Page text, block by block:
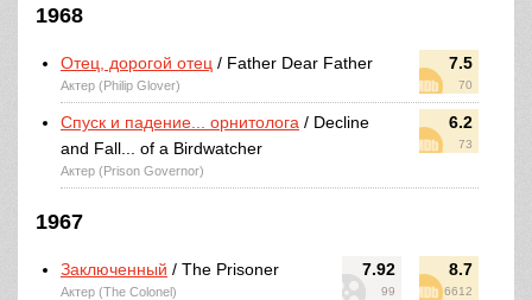
1968
7.5
70
Отец, дорогой отец / Father Dear Father
Актер (Philip Glover)
6.2
73
Спуск и падение... орнитолога / Decline
and Fall... of a Birdwatcher
Актер (Prison Governor)
1967
7.92
99
8.7
6612
Заключенный / The Prisoner
Актер (The Colonel)